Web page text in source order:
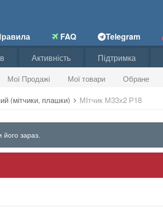
FAQ Telegram
Мої Продажі Мої товари Обране
Активність Підтримка
(мітчики, плашки) МІтчик М33х2 Р18
зараз.